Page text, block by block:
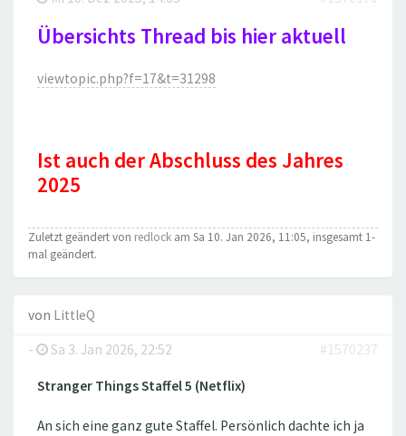
Übersichts Thread bis hier aktuell
viewtopic.php?f=17&t=31298
Ist auch der Abschluss des Jahres
2025
Zuletzt geändert von redlock am Sa 10. Jan 2026, 11:05, insgesamt 1-
mal geändert.
von LittleQ
-
Sa 3. Jan 2026, 22:52 #1570237
Stranger Things Staffel 5 (Netflix)
An sich eine ganz gute Staffel. Persönlich dachte ich ja